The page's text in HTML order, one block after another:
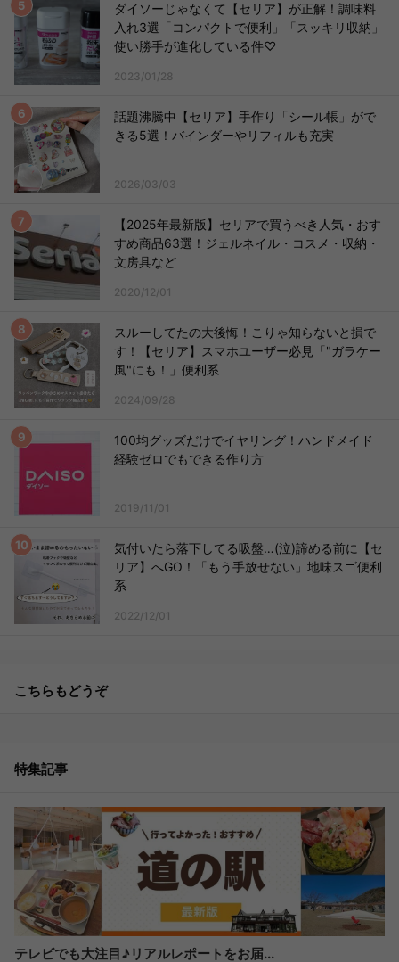
ダイソーじゃなくて【セリア】が正解！調味料
入れ3選「コンパクトで便利」「スッキリ収納」
使い勝手が進化している件♡
2023/01/28
話題沸騰中【セリア】手作り「シール帳」がで
きる5選！バインダーやリフィルも充実
2026/03/03
【2025年最新版】セリアで買うべき人気・おす
すめ商品63選！ジェルネイル・コスメ・収納・
文房具など
2020/12/01
スルーしてたの大後悔！こりゃ知らないと損で
す！【セリア】スマホユーザー必見「"ガラケー
風"にも！」便利系
2024/09/28
100均グッズだけでイヤリング！ハンドメイド
経験ゼロでもできる作り方
2019/11/01
気付いたら落下してる吸盤…(泣)諦める前に【セ
リア】へGO！「もう手放せない」地味スゴ便利
系
2022/12/01
こちらもどうぞ
特集記事
テレビでも大注目♪リアルレポートをお届...